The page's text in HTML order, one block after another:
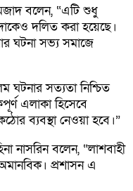
বলেন, “এটি শুধু
দলিত করা হয়েছে।
ঘটনা সভ্য সমাজে
সত্যতা নিশ্চিত
এলাকা হিসেবে
ব্যবস্থা নেওয়া হবে।”
নাসরিন বলেন, “লাশবাহী
প্রশাসন এ